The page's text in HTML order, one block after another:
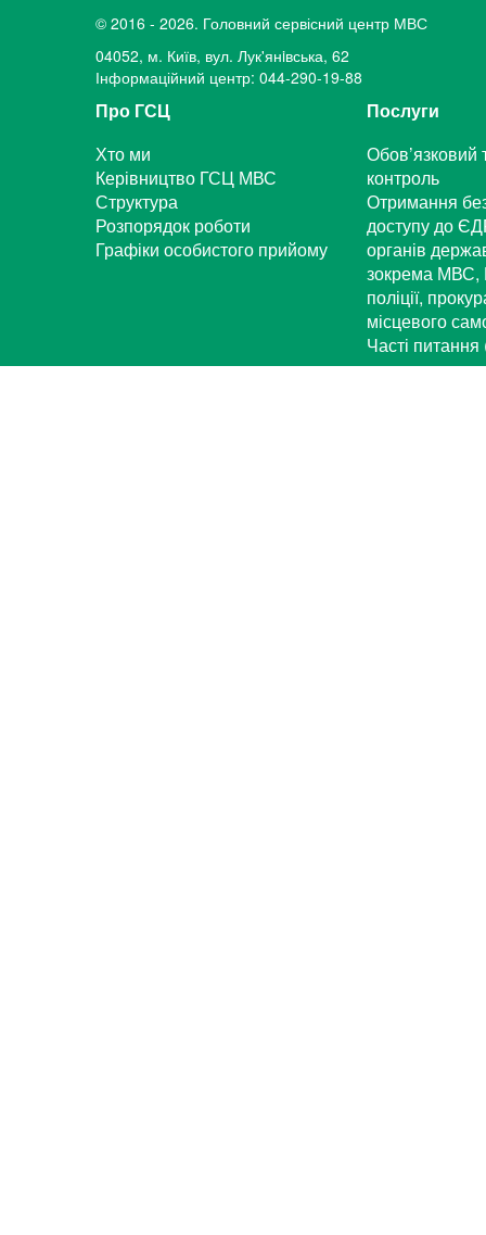
© 2016 - 2026. Головний сервісний центр МВС
04052, м. Київ, вул. Лук'янiвська, 62
Інформаційний центр: 044-290-19-88
Про ГСЦ
Хто ми
Керівництво ГСЦ МВС
Структура
Розпорядок роботи
Графіки особистого прийому
Послуги
Обов’язковий
контроль
Отримання
доступу до
органів
зокрема МВС,
поліції,
місцевого
Часті питання